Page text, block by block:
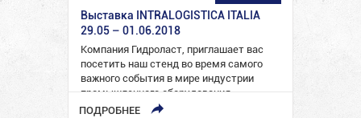
Выставка INTRALOGISTICA ITALIA
29.05 – 01.06.2018
Компания Гидроласт, приглашает вас
посетить наш стенд во время самого
важного события в мире индустрии
промышленного оборудования –
выставки INTRALOGISTICA…
ПОДРОБНЕЕ